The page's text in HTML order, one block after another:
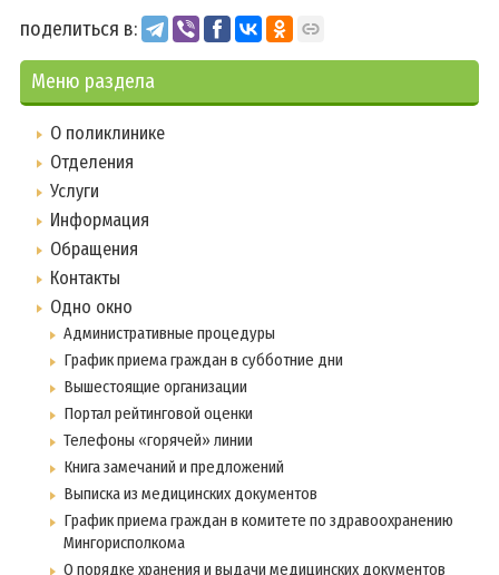
поделиться в:
Меню раздела
О поликлинике
Отделения
Услуги
Информация
Обращения
Контакты
Одно окно
Административные процедуры
График приема граждан в субботние дни
Вышестоящие организации
Портал рейтинговой оценки
Телефоны «горячей» линии
Книга замечаний и предложений
Выписка из медицинских документов
График приема граждан в комитете по здравоохранению
Мингорисполкома
О порядке хранения и выдачи медицинских документов